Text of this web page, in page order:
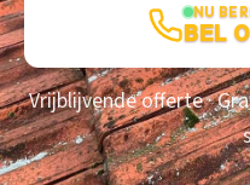
NU
BEL
Vrijblijvende offerte ·